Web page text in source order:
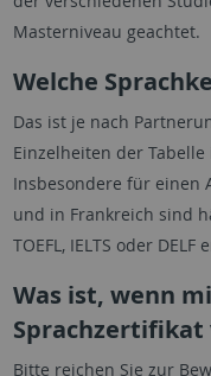
Masterniveau geachtet.
Welche
Das ist je nach
Einzelheiten der
Insbesondere für einen
und in Frankreich sind
TOEFL, IELTS oder
Was ist, wenn
Sprachzertifikat
Bitte reichen Sie zur